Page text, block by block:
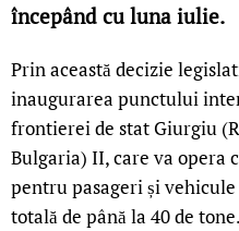
începând cu luna iulie.
Prin această decizie
inaugurarea punctului
frontierei de stat Giurgiu
Bulgaria) II, care va opera
pentru pasageri și
totală de până la 40 de